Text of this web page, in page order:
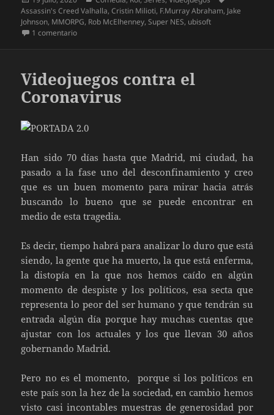
el
Assassin's Creed Valhalla,Cristin Milioti, F.Murray Abraham, Jake
Johnson, MMORPG, Rob McElhenney,Super NES, ubisoft
1 comentarioen Mythic Quest: Banquete de cuervos
Videojuegos contra el
Coronavirus
Han sido 70 días hasta que Madrid, mi ciudad, ha
pasado a la fase uno del desconfinamiento y creo
que es un buen momento para mirar hacia atrás
buscando lo bueno que se puede encontrar en
medio de esta tragedia.
Es decir, tiempo habrá para analizar lo duro que está
siendo, la gente que ha muerto, la que está enferma,
la distopía en la que nos hemos caído en algún
momento de despiste y los políticos, esa secta que
representa lo peor del ser humano y que tendrán su
entrada algún día porque hay muchas cuentas que
ajustar con los actuales y los que llevan 30 años
gobernando Madrid.
Pero no es el momento, porque si los políticos en
este país son la hez de la sociedad, en cambio hemos
visto casi incontables muestras de generosidad por